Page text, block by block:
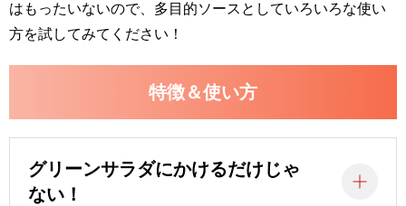
はもったいないので、多目的ソースとしていろいろな使い
方を試してみてください！
特徴＆使い方
グリーンサラダにかけるだけじゃ
ない！